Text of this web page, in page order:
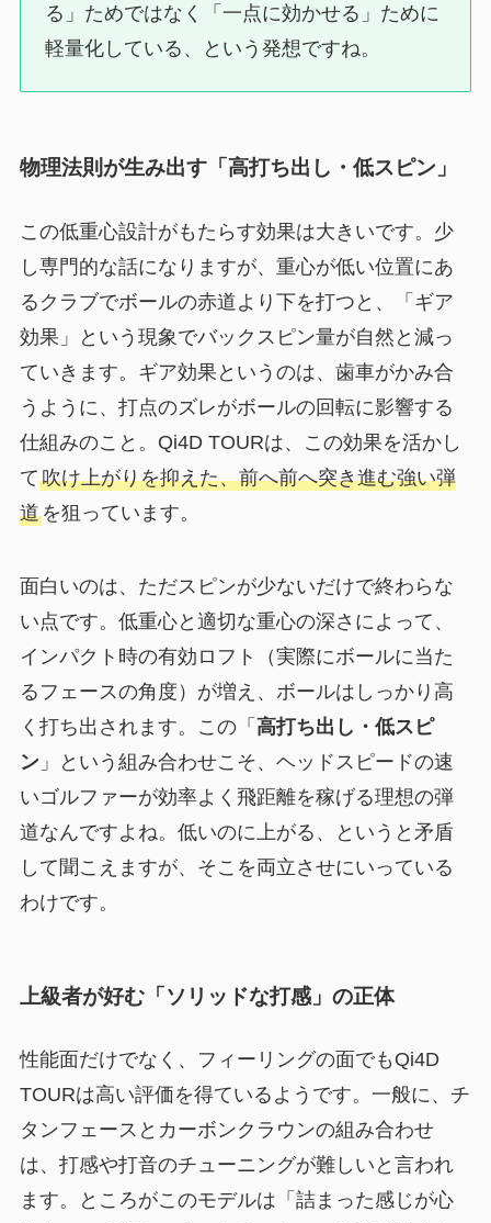
る」ためではなく「一点に効かせる」ために
軽量化している、という発想ですね。
物理法則が生み出す「高打ち出し・低スピン」
この低重心設計がもたらす効果は大きいです。少
し専門的な話になりますが、重心が低い位置にあ
るクラブでボールの赤道より下を打つと、「ギア
効果」という現象でバックスピン量が自然と減っ
ていきます。ギア効果というのは、歯車がかみ合
うように、打点のズレがボールの回転に影響する
仕組みのこと。Qi4D TOURは、この効果を活かし
て吹け上がりを抑えた、前へ前へ突き進む強い弾
道を狙っています。
面白いのは、ただスピンが少ないだけで終わらな
い点です。低重心と適切な重心の深さによって、
インパクト時の有効ロフト（実際にボールに当た
るフェースの角度）が増え、ボールはしっかり高
く打ち出されます。この「 高打ち出し・低スピ
ン」という組み合わせこそ、ヘッドスピードの速
いゴルファーが効率よく飛距離を稼げる理想の弾
道なんですよね。低いのに上がる、というと矛盾
して聞こえますが、そこを両立させにいっている
わけです。
上級者が好む「ソリッドな打感」の正体
性能面だけでなく、フィーリングの面でもQi4D
TOURは高い評価を得ているようです。一般に、チ
タンフェースとカーボンクラウンの組み合わせ
は、打感や打音のチューニングが難しいと言われ
ます。ところがこのモデルは「詰まった感じが心